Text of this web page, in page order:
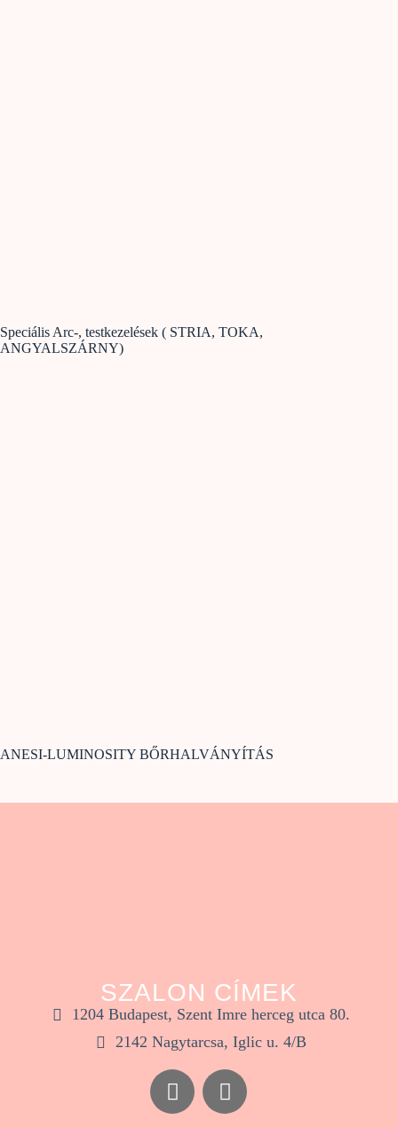
Speciális Arc-, testkezelések ( STRIA, TOKA,
ANGYALSZÁRNY)
ANESI-LUMINOSITY BŐRHALVÁNYÍTÁS
SZALON CÍMEK
1204 Budapest, Szent Imre herceg utca 80.
2142 Nagytarcsa, Iglic u. 4/B